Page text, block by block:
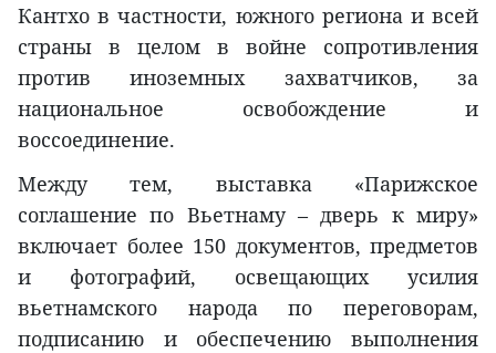
Кантхо в частности, южного региона и всей
страны в целом в войне сопротивления
против иноземных захватчиков, за
национальное освобождение и
воссоединение.
Между тем, выставка «Парижское
соглашение по Вьетнаму – дверь к миру»
включает более 150 документов, предметов
и фотографий, освещающих усилия
вьетнамского народа по переговорам,
подписанию и обеспечению выполнения